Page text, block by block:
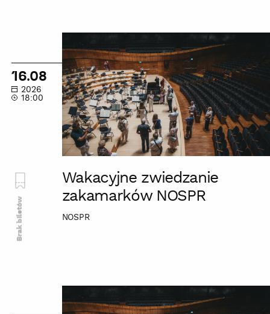
zwiedzanie
zakamarków
NOSPR
16.08
2026
18:00
Wakacyjne zwiedzanie
zakamarków NOSPR
NOSPR
Brak biletów
zwiedzanie